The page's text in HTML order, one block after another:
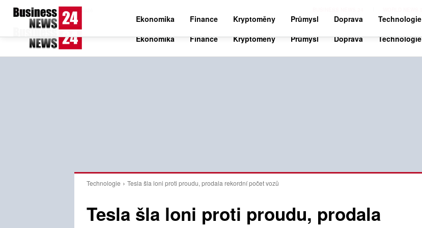
24.8 C Czech
Čtvrtek 6. srpna 2026
Ekonomika Finance Kryptoměny Průmysl Doprava Technologie
Technologie Tesla šla loni proti proudu, prodala rekordní počet vozů
Tesla šla loni proti proudu, prodala